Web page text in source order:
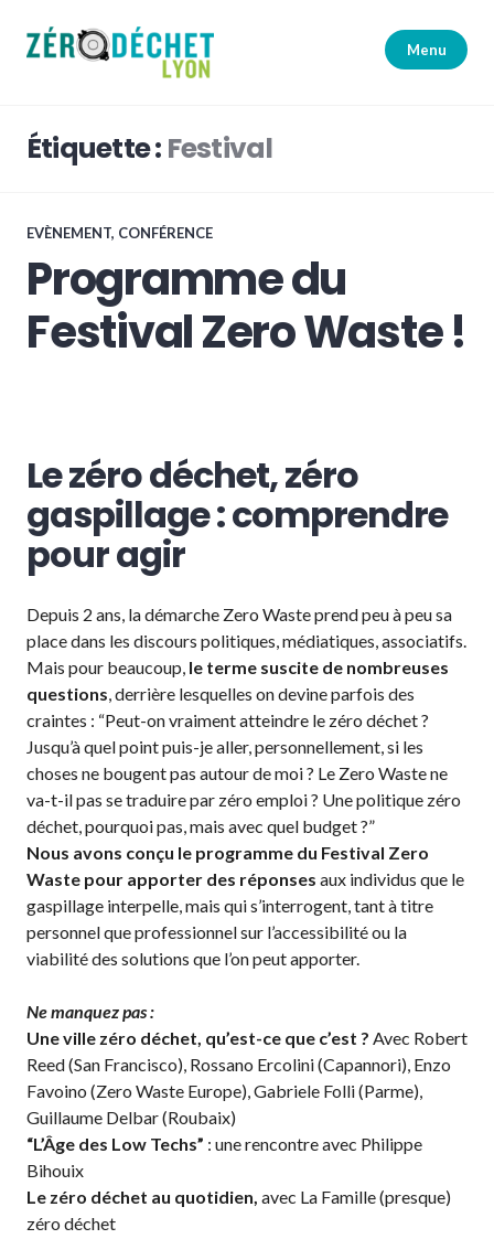
contenu
Menu
Étiquette : Festival
EVÈNEMENT, CONFÉRENCE
Programme du
Festival Zero Waste !
Le zéro déchet, zéro
gaspillage : comprendre
pour agir
Depuis 2 ans, la démarche Zero Waste prend peu à peu sa
place dans les discours politiques, médiatiques, associatifs.
Mais pour beaucoup, le terme suscite de nombreuses
questions, derrière lesquelles on devine parfois des
craintes : “Peut-on vraiment atteindre le zéro déchet ?
Jusqu’à quel point puis-je aller, personnellement, si les
choses ne bougent pas autour de moi ? Le Zero Waste ne
va-t-il pas se traduire par zéro emploi ? Une politique zéro
déchet, pourquoi pas, mais avec quel budget ?”
Nous avons conçu le programme du Festival Zero
Waste pour apporter des réponses aux individus que le
gaspillage interpelle, mais qui s’interrogent, tant à titre
personnel que professionnel sur l’accessibilité ou la
viabilité des solutions que l’on peut apporter.
Ne manquez pas :
Une ville zéro déchet, qu’est-ce que c’est ? Avec Robert
Reed (San Francisco), Rossano Ercolini (Capannori), Enzo
Favoino (Zero Waste Europe), Gabriele Folli (Parme),
Guillaume Delbar (Roubaix)
“L’Âge des Low Techs” : une rencontre avec Philippe
Bihouix
Le zéro déchet au quotidien, avec La Famille (presque)
zéro déchet